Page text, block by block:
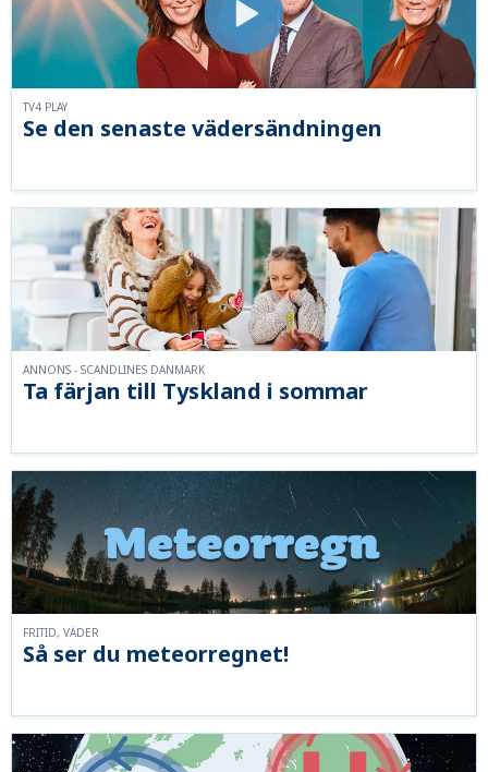
Se den senaste vädersändningen
TV4 PLAY
Ta färjan till Tyskland i sommar
ANNONS - SCANDLINES DANMARK
Så ser du meteorregnet!
FRITID, VÄDER